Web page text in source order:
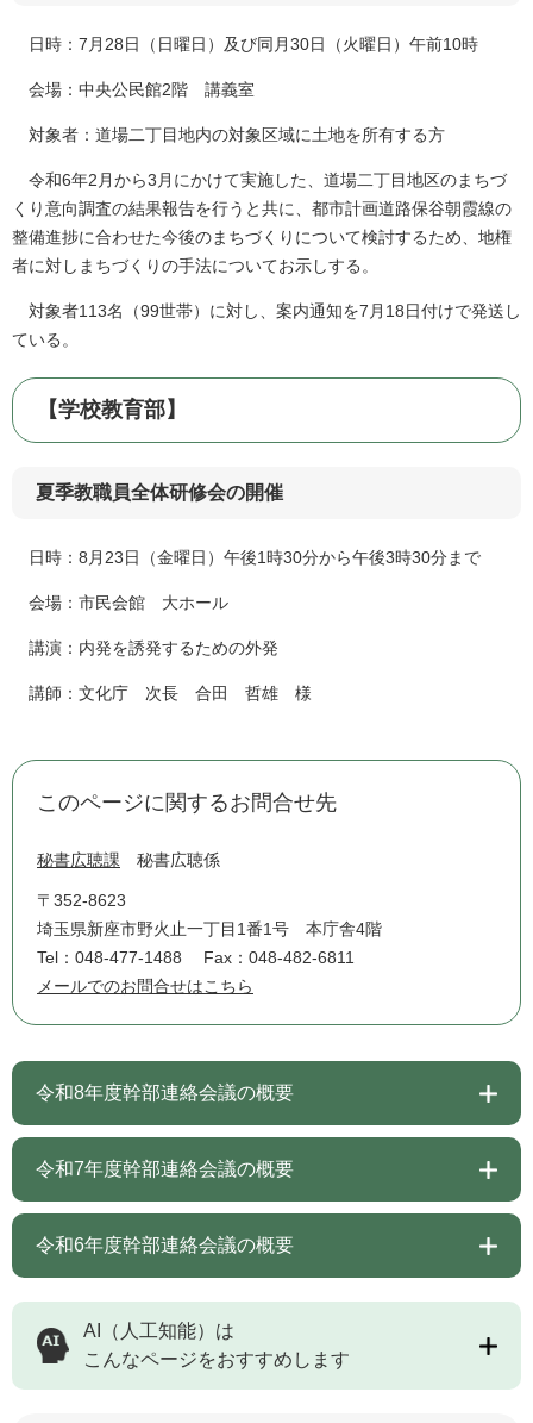
日時：7月28日（日曜日）及び同月30日（火曜日）午前10時
会場：中央公民館2階 講義室
対象者：道場二丁目地内の対象区域に土地を所有する方
令和6年2月から3月にかけて実施した、道場二丁目地区のまちづ
くり意向調査の結果報告を行うと共に、都市計画道路保谷朝霞線の
整備進捗に合わせた今後のまちづくりについて検討するため、地権
者に対しまちづくりの手法についてお示しする。
対象者113名（99世帯）に対し、案内通知を7月18日付けで発送し
ている。
【学校教育部】
夏季教職員全体研修会の開催
日時：8月23日（金曜日）午後1時30分から午後3時30分まで
会場：市民会館 大ホール
講演：内発を誘発するための外発
講師：文化庁 次長 合田 哲雄 様
このページに関するお問合せ先
秘書広聴課 秘書広聴係
〒352-8623
埼玉県新座市野火止一丁目1番1号 本庁舎4階
Tel：048-477-1488
Fax：048-482-6811
メールでのお問合せはこちら
令和8年度幹部連絡会議の概要
令和7年度幹部連絡会議の概要
令和6年度幹部連絡会議の概要
AI（人工知能）は
こんなページをおすすめします